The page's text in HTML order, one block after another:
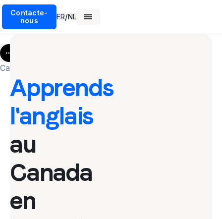
Contacte-
nous
FR/NL
Canada
Apprends
l'anglais
au
Canada
en